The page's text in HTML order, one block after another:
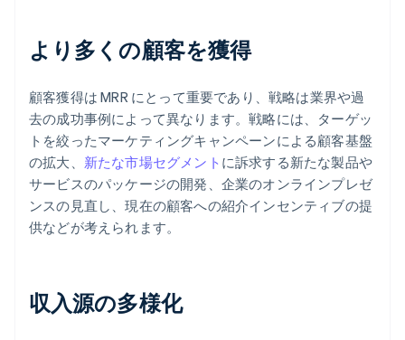
より多くの顧客を獲得
顧客獲得は MRR にとって重要であり、戦略は業界や過
去の成功事例によって異なります。戦略には、ターゲッ
トを絞ったマーケティングキャンペーンによる顧客基盤
の拡大、 新たな市場セグメント に訴求する新たな製品や
サービスのパッケージの開発、企業のオンラインプレゼ
ンスの見直し、現在の顧客への紹介インセンティブの提
供などが考えられます。
収入源の多様化